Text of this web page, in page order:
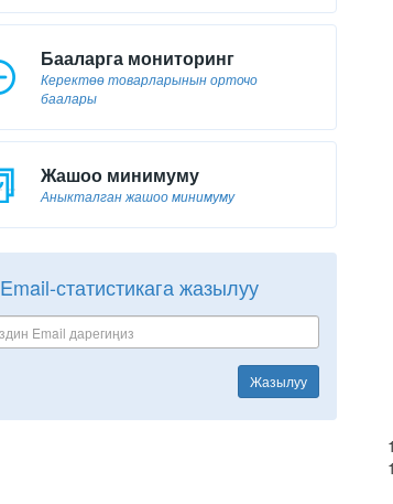
Бааларга мониторинг
Керектөө товарларынын орточо
баалары
Жашоо минимуму
Аныкталган жашоо минимуму
Email-статистикага жазылуу
Жазылуу